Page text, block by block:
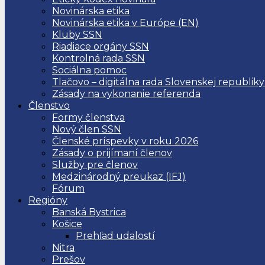
Novinárska etika
Novinárska etika v Európe (EN)
Kluby SSN
Riadiace orgány SSN
Kontrolná rada SSN
Sociálna pomoc
Tlačovo – digitálna rada Slovenskej republiky
Zásady na vykonanie referenda
Členstvo
Formy členstva
Nový člen SSN
Členské príspevky v roku 2026
Zásady o prijímaní členov
Služby pre členov
Medzinárodný preukaz (IFJ)
Fórum
Regióny
Banská Bystrica
Košice
Prehľad udalostí
Nitra
Prešov